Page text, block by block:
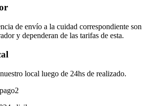
de envío a la cuidad correspondiente son
y dependeran de las tarifas de esta.
local luego de 24hs de realizado.